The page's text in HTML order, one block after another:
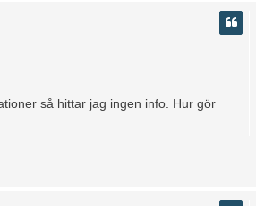
så hittar jag ingen info. Hur gör